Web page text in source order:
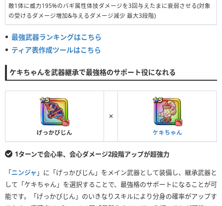
敵1体に威力195%のバギ属性体技ダメージを3回与えたまに衰弱させる(対象
の受けるダメージ増加&与えるダメージ減少 最大3段階)
最強武器ランキングはこちら
ティア表作成ツールはこちら
ケキちゃんを武器継承で最強格のサポート役になれる
げっかびじん
✕
ケキちゃん
1ターンで会心率、会心ダメージ2段階アップが超強力
「ニンジャ 」に「げっかびじん」をメイン武器として装備し、継承武器と
して「ケキちゃん」を選択することで、最強格のサポートになることが可
能です。「げっかびじん」のいきなりスキルにより分身の確率がアップす